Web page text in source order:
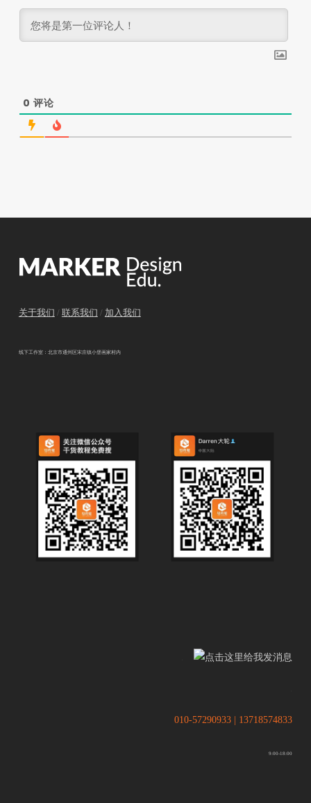
0 评论
关于我们 / 联系我们 / 加入我们
线下工作室：北京市通州区宋庄镇小堡画家村内
010-57290933 | 13718574833
9:00-18:00